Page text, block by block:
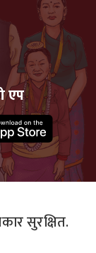
एप
सुरक्षित.